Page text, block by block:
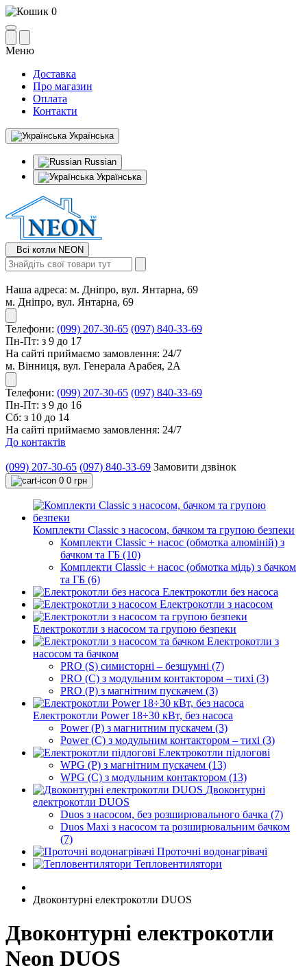
0
Меню
Доставка
Про магазин
Оплата
Контакти
Українська
Russian
Українська
Всі котли NEON
Наша адреса: м. Дніпро, вул. Янтарна, 69
м. Дніпро, вул. Янтарна, 69
Телефони: (099) 207-30-65 (097) 840-33-69
Пн-Пт: з 9 до 17
На сайті приймаємо замовлення: 24/7
м. Вінниця, вул. Генерала Арабея, 2А
Телефони: (099) 207-30-65 (097) 840-33-69
Пн-Пт: з 9 до 16
Сб: з 10 до 14
На сайті приймаємо замовлення: 24/7
До контактів
(099) 207-30-65 (097) 840-33-69 Замовити дзвінок
0 0 грн
Комплекти Classic з насосом, бачком та групою безпеки
Комплекти Classic + насос (обмотка алюміній) з
бачком та ГБ (10)
Комплекти Classic + насос (обмотка мідь) з бачком
та ГБ (6)
Електрокотли без насоса
Електрокотли з насосом
Електрокотли з насосом та групою безпеки
Електрокотли з
насосом та бачком
PRO (S) симисторні – безшумні (7)
PRO (C) з модульним контактором – тихі (3)
PRO (P) з магнітним пускачем (3)
Електрокотли Power 18÷30 кВт, без насоса
Power (P) з магнитним пускачем (3)
Power (C) з модульним контактором – тихі (3)
Електрокотли підлогові
WPG (P) з магнітним пускачем (13)
WPG (C) з модульним контактором (13)
Двоконтурні
електрокотли DUOS
Duos з насосом, без розширювального бачка (7)
Duos Maxi з насосом та розширювальним бачком
(7)
Проточні водонагрівачі
Тепловентилятори
Двоконтурні електрокотли DUOS
Двоконтурні електрокотли
Neon DUOS